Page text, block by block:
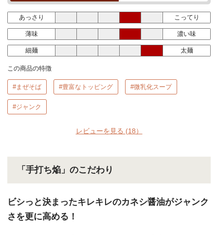
あっさり こってり
薄味 濃い味
細麺 太麺
この商品の特徴
#まぜそば #豊富なトッピング #微乳化スープ
#ジャンク
レビューを見る (18）
「手打ち焔」のこだわり
ビシっと決まったキレキレのカネシ醤油がジャンク
さを更に高める！